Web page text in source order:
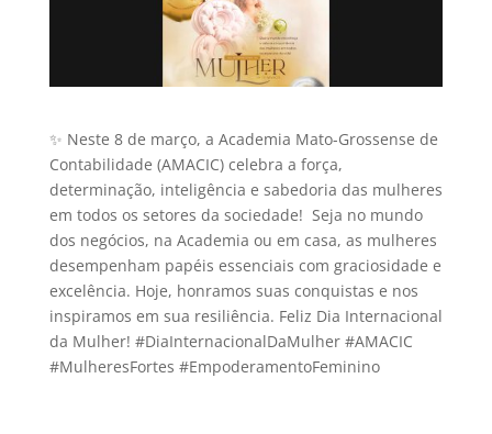
✨ Neste 8 de março, a Academia Mato-Grossense de
Contabilidade (AMACIC) celebra a força,
determinação, inteligência e sabedoria das mulheres
em todos os setores da sociedade! ‍ Seja no mundo
dos negócios, na Academia ou em casa, as mulheres
desempenham papéis essenciais com graciosidade e
excelência. Hoje, honramos suas conquistas e nos
inspiramos em sua resiliência. Feliz Dia Internacional
da Mulher! #DiaInternacionalDaMulher #AMACIC
#MulheresFortes #EmpoderamentoFeminino